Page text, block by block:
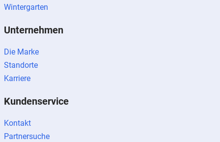
Wintergarten
Unternehmen
Die Marke
Standorte
Karriere
Kundenservice
Kontakt
Partnersuche